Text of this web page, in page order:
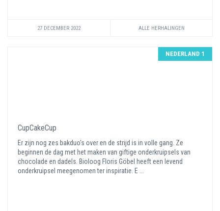
27 DECEMBER 2022 ALLE HERHALINGEN
NEDERLAND 1
CupCakeCup
Er zijn nog zes bakduo's over en de strijd is in volle gang. Ze
beginnen de dag met het maken van giftige onderkruipsels van
chocolade en dadels. Bioloog Floris Göbel heeft een levend
onderkruipsel meegenomen ter inspiratie. E ...